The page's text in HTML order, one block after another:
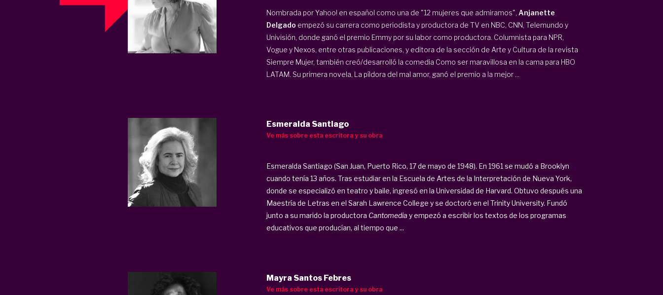
Nombrada por Yahoo! en español como una de "12 mujeres que admiramos", Anjanette
Delgado empezó su carrera como periodista y productora de TV en NBC, CNN, Telemundo y
Univisión, donde ganó el premio Emmy por su labor como productora. Columnista para NPR,
Vogue y Nexos, entre otras publicaciones, y editora de la sección de Arte y Cultura de la revista
Siempre Mujer, también creó/desarrolló la comedia Como ser maravillosa en la cama para HBO
LATAM. Su primera novela, La píldora del mal amor, ganó el premio a la mejor ...
Esmeralda Santiago
Ve más sobre esta escritora y su obra
Esmeralda Santiago (San Juan, Puerto Rico, 17 de mayo de 1948). En 1961 se mudó a Brooklyn
cuando tenía 13 años. Tras estudiar en la Escuela de Artes de la Interpretación de Nueva York,
donde se especializó en teatro y baile, ingresó en la Universidad de Harvard. Obtuvo después una
Maestría de Letras en el Sarah Lawrence College y se doctoró en el Trinity University. Fundó
junto a su marido la productora Cantomedia y empezó a escribir los textos de los programas
educativos que producían, al tiempo que ...
Mayra Santos Febres
Ve más sobre esta escritora y su obra